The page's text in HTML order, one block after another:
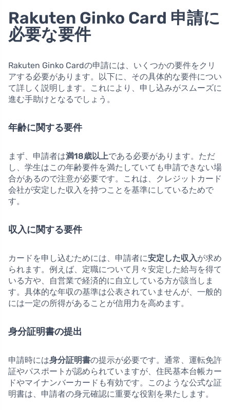
Rakuten Ginko Card 申請に
必要な要件
Rakuten Ginko Cardの申請には、いくつかの要件をクリ
アする必要があります。以下に、その具体的な要件につい
て詳しく説明します。これにより、申し込みがスムーズに
進む手助けとなるでしょう。
年齢に関する要件
まず、申請者は満18歳以上である必要があります。ただ
し、学生はこの年齢要件を満たしていても申請できない場
合があるので注意が必要です。これは、クレジットカード
会社が安定した収入を持つことを基準にしているためで
す。
収入に関する要件
カードを申し込むためには、申請者に安定した収入が求め
られます。例えば、定職について月々安定した給与を得て
いる方や、自営業で経済的に自立している方が該当しま
す。具体的な年収の基準は公表されていませんが、一般的
には一定の所得があることが信用力を高めます。
身分証明書の提出
申請時には身分証明書の提示が必要です。通常、運転免許
証やパスポートが認められていますが、住民基本台帳カー
ドやマイナンバーカードも有効です。このような公式な証
明書は、申請者の身元確認に重要な役割を果たします。